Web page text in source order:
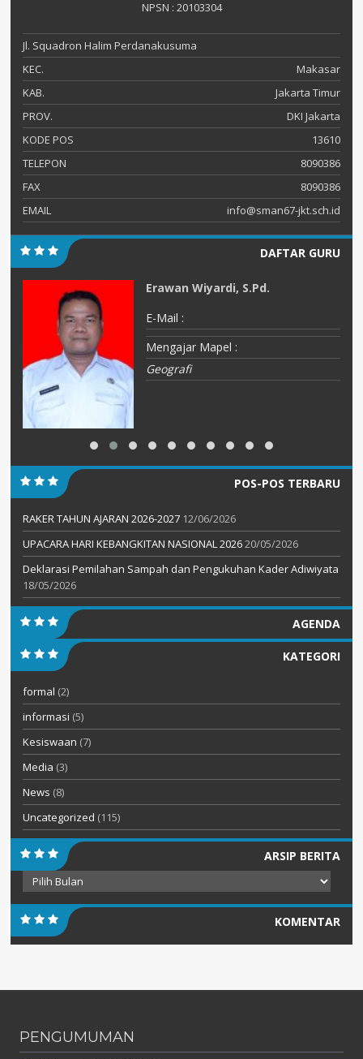
NPSN : 20103304
Jl. Squadron Halim Perdanakusuma
KEC.
Makasar
KAB.
Jakarta Timur
PROV.
DKI Jakarta
KODE POS
13610
TELEPON
8090386
FAX
8090386
EMAIL
info@sman67-jkt.sch.id
DAFTAR GURU
Erawan Wiyardi, S.Pd.
E-Mail :
Mengajar Mapel :
Geografi
POS-POS TERBARU
RAKER TAHUN AJARAN 2026-2027 12/06/2026
UPACARA HARI KEBANGKITAN NASIONAL 202620/05/2026
Deklarasi Pemilahan Sampah dan Pengukuhan Kader Adiwiyata
18/05/2026
AGENDA
KATEGORI
formal (2)
informasi (5)
Kesiswaan (7)
Media (3)
News (8)
Uncategorized (115)
ARSIP BERITA
Arsip
Berita
KOMENTAR
PENGUMUMAN